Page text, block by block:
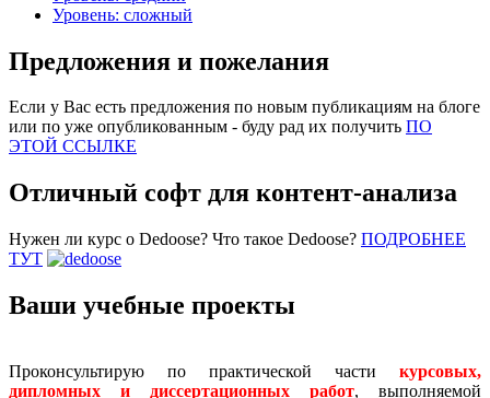
Уровень: сложный
Предложения и пожелания
Если у Вас есть предложения по новым публикациям на блоге
или по уже опубликованным - буду рад их получить ПО
ЭТОЙ ССЫЛКЕ
Отличный софт для контент-анализа
Нужен ли курс о Dedoose? Что такое Dedoose? ПОДРОБНЕЕ
ТУТ
Ваши учебные проекты
Проконсультирую по практической части курсовых,
дипломных и диссертационных работ, выполняемой